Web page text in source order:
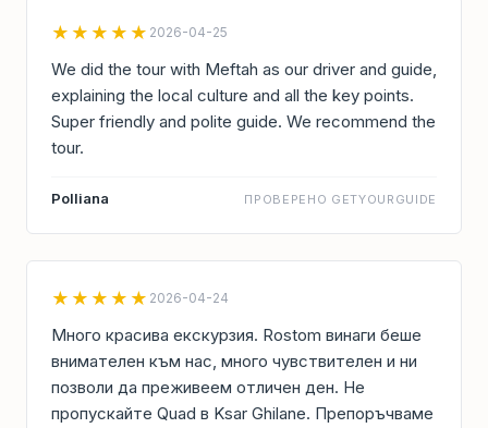
★★★★★ 2026-04-25
We did the tour with Meftah as our driver and guide,
explaining the local culture and all the key points.
Super friendly and polite guide. We recommend the
tour.
Polliana ПРОВЕРЕНО GETYOURGUIDE
★★★★★ 2026-04-24
Много красива екскурзия. Rostom винаги беше
внимателен към нас, много чувствителен и ни
позволи да преживеем отличен ден. Не
пропускайте Quad в Ksar Ghilane. Препоръчваме